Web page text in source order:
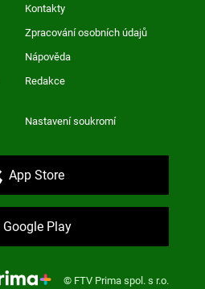
Kontakty
Zpracování osobních údajů
Nápověda
Redakce
Nastavení soukromí
App Store
Google Play
© FTV Prima spol. s r.o.